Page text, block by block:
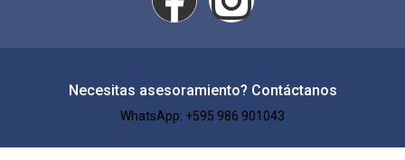
Necesitas asesoramiento? Contáctanos
WhatsApp: +595 986 901043​